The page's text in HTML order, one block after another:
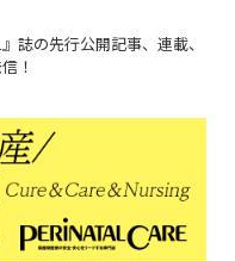
誌の先行公開記事、連載、
！